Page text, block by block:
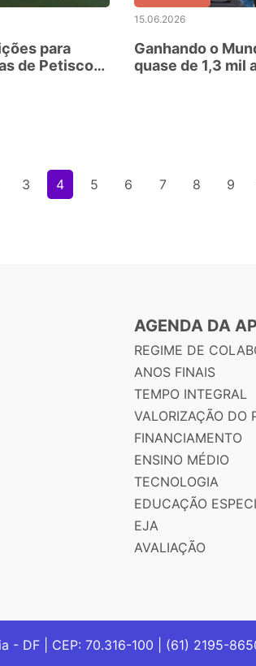
para
de Petiscos
15.06.2026
Ganhando o
quase de 1,3 mil
3 4 5 6 7 8 9
AGENDA DA
REGIME DE
ANOS FINAIS
TEMPO INTEGRAL
VALORIZAÇÃO DO
FINANCIAMENTO
ENSINO MÉDIO
TECNOLOGIA
EDUCAÇÃO
EJA
AVALIAÇÃO
- DF | CEP: 70.316-100 | (61) 2195-